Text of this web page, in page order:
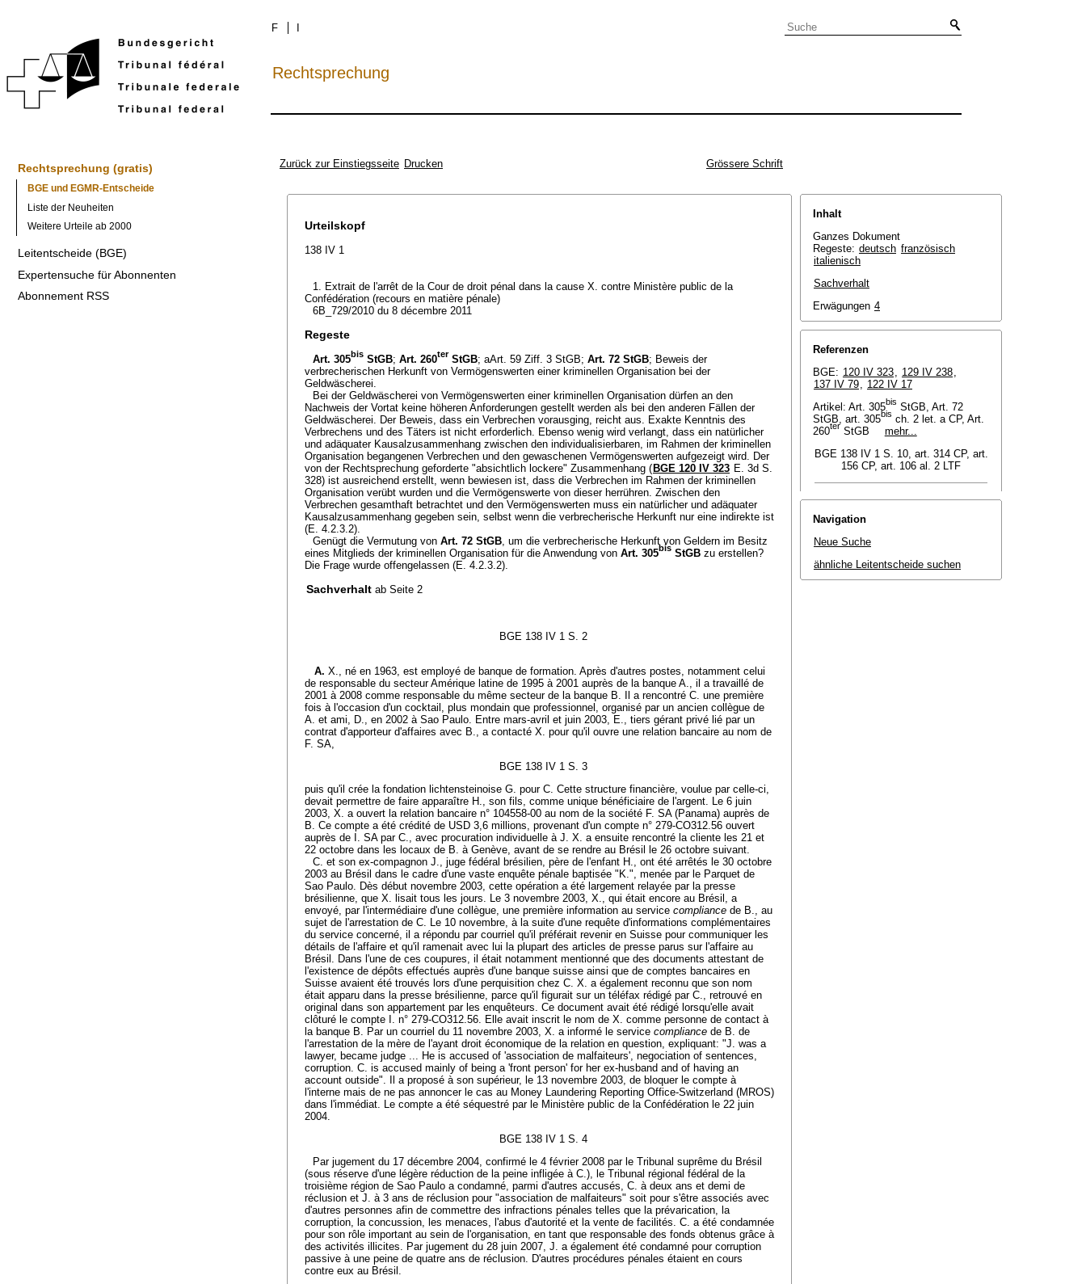
F
Rechtsprechung
Rechtsprechung (gratis)
BGE und EGMR-Entscheide
Liste der Neuheiten
Weitere Urteile ab 2000
Leitentscheide (BGE)
Expertensuche für Abonnenten
Abonnement RSS
Zurück zur Einstiegsseite Drucken Grössere Schrift
Urteilskopf
138 IV 1
1. Extrait de l'arrêt de la Cour de droit pénal dans la cause X. contre Ministère public de la
Confédération (recours en matière pénale)
6B_729/2010 du 8 décembre 2011
Regeste
Art. 305bis StGB; Art. 260ter StGB; aArt. 59 Ziff. 3 StGB; Art. 72 StGB; Beweis der
verbrecherischen Herkunft von Vermögenswerten einer kriminellen Organisation bei der
Geldwäscherei.
Bei der Geldwäscherei von Vermögenswerten einer kriminellen Organisation dürfen an den
Nachweis der Vortat keine höheren Anforderungen gestellt werden als bei den anderen Fällen der
Geldwäscherei. Der Beweis, dass ein Verbrechen vorausging, reicht aus. Exakte Kenntnis des
Verbrechens und des Täters ist nicht erforderlich. Ebenso wenig wird verlangt, dass ein natürlicher
und adäquater Kausalzusammenhang zwischen den individualisierbaren, im Rahmen der kriminellen
Organisation begangenen Verbrechen und den gewaschenen Vermögenswerten aufgezeigt wird. Der
von der Rechtsprechung geforderte "absichtlich lockere" Zusammenhang ( BGE 120 IV 323 E. 3d S.
328) ist ausreichend erstellt, wenn bewiesen ist, dass die Verbrechen im Rahmen der kriminellen
Organisation verübt wurden und die Vermögenswerte von dieser herrühren. Zwischen den
Verbrechen gesamthaft betrachtet und den Vermögenswerten muss ein natürlicher und adäquater
Kausalzusammenhang gegeben sein, selbst wenn die verbrecherische Herkunft nur eine indirekte ist
(E. 4.2.3.2).
Genügt die Vermutung von Art. 72 StGB, um die verbrecherische Herkunft von Geldern im Besitz
eines Mitglieds der kriminellen Organisation für die Anwendung von Art. 305bis StGB zu erstellen?
Die Frage wurde offengelassen (E. 4.2.3.2).
Sachverhalt ab Seite 2
BGE 138 IV 1 S. 2
A. X., né en 1963, est employé de banque de formation. Après d'autres postes, notamment celui
de responsable du secteur Amérique latine de 1995 à 2001 auprès de la banque A., il a travaillé de
2001 à 2008 comme responsable du même secteur de la banque B. Il a rencontré C. une première
fois à l'occasion d'un cocktail, plus mondain que professionnel, organisé par un ancien collègue de
A. et ami, D., en 2002 à Sao Paulo. Entre mars-avril et juin 2003, E., tiers gérant privé lié par un
contrat d'apporteur d'affaires avec B., a contacté X. pour qu'il ouvre une relation bancaire au nom de
F. SA,
BGE 138 IV 1 S. 3
puis qu'il crée la fondation lichtensteinoise G. pour C. Cette structure financière, voulue par celle-ci,
devait permettre de faire apparaître H., son fils, comme unique bénéficiaire de l'argent. Le 6 juin
2003, X. a ouvert la relation bancaire n° 104558-00 au nom de la société F. SA (Panama) auprès de
B. Ce compte a été crédité de USD 3,6 millions, provenant d'un compte n° 279-CO312.56 ouvert
auprès de I. SA par C., avec procuration individuelle à J. X. a ensuite rencontré la cliente les 21 et
22 octobre dans les locaux de B. à Genève, avant de se rendre au Brésil le 26 octobre suivant.
C. et son ex-compagnon J., juge fédéral brésilien, père de l'enfant H., ont été arrêtés le 30 octobre
2003 au Brésil dans le cadre d'une vaste enquête pénale baptisée "K.", menée par le Parquet de
Sao Paulo. Dès début novembre 2003, cette opération a été largement relayée par la presse
brésilienne, que X. lisait tous les jours. Le 3 novembre 2003, X., qui était encore au Brésil, a
envoyé, par l'intermédiaire d'une collègue, une première information au service compliance de B., au
sujet de l'arrestation de C. Le 10 novembre, à la suite d'une requête d'informations complémentaires
du service concerné, il a répondu par courriel qu'il préférait revenir en Suisse pour communiquer les
détails de l'affaire et qu'il ramenait avec lui la plupart des articles de presse parus sur l'affaire au
Brésil. Dans l'une de ces coupures, il était notamment mentionné que des documents attestant de
l'existence de dépôts effectués auprès d'une banque suisse ainsi que de comptes bancaires en
Suisse avaient été trouvés lors d'une perquisition chez C. X. a également reconnu que son nom
était apparu dans la presse brésilienne, parce qu'il figurait sur un téléfax rédigé par C., retrouvé en
original dans son appartement par les enquêteurs. Ce document avait été rédigé lorsqu'elle avait
clôturé le compte I. n° 279-CO312.56. Elle avait inscrit le nom de X. comme personne de contact à
la banque B. Par un courriel du 11 novembre 2003, X. a informé le service compliance de B. de
l'arrestation de la mère de l'ayant droit économique de la relation en question, expliquant: "J. was a
lawyer, became judge ... He is accused of 'association de malfaiteurs', negociation of sentences,
corruption. C. is accused mainly of being a 'front person' for her ex-husband and of having an
account outside". Il a proposé à son supérieur, le 13 novembre 2003, de bloquer le compte à
l'interne mais de ne pas annoncer le cas au Money Laundering Reporting Office-Switzerland (MROS)
dans l'immédiat. Le compte a été séquestré par le Ministère public de la Confédération le 22 juin
2004.
BGE 138 IV 1 S. 4
Par jugement du 17 décembre 2004, confirmé le 4 février 2008 par le Tribunal suprême du Brésil
(sous réserve d'une légère réduction de la peine infligée à C.), le Tribunal régional fédéral de la
troisième région de Sao Paulo a condamné, parmi d'autres accusés, C. à deux ans et demi de
réclusion et J. à 3 ans de réclusion pour "association de malfaiteurs" soit pour s'être associés avec
d'autres personnes afin de commettre des infractions pénales telles que la prévarication, la
corruption, la concussion, les menaces, l'abus d'autorité et la vente de facilités. C. a été condamnée
pour son rôle important au sein de l'organisation, en tant que responsable des fonds obtenus grâce à
des activités illicites. Par jugement du 28 juin 2007, J. a également été condamné pour corruption
passive à une peine de quatre ans de réclusion. D'autres procédures pénales étaient en cours
contre eux au Brésil.
Inhalt
Ganzes Dokument
Regeste: deutsch französisch
italienisch
Sachverhalt
Erwägungen 4
Referenzen
BGE: 120 IV 323, 129 IV 238,
137 IV 79, 122 IV 17
Artikel: Art. 305bis StGB, Art. 72
StGB, art. 305bis ch. 2 let. a CP, Art.
260ter StGB
mehr...
BGE 138 IV 1 S. 10, art. 314 CP, art.
156 CP, art. 106 al. 2 LTF
Navigation
Neue Suche
ähnliche Leitentscheide suchen